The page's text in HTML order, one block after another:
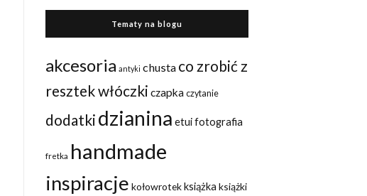
Tematy na blogu
akcesoria antyki chusta co zrobić z
resztek włóczki czapka czytanie
dodatki dzianina etuifotografia
fretka handmade
inspiracje kołowrotekksiążka książki